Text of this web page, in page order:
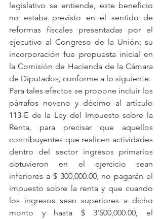
legislativo se entiende, este beneficio
no estaba previsto en el sentido de
reformas fiscales presentadas por el
ejecutivo al Congreso de la Unión; su
incorporación fue propuesta inicial en
la Comisión de Hacienda de la Cámara
de Diputados, conforme a lo siguiente:
Para tales efectos se propone incluir los
párrafos noveno y décimo al artículo
113-E de la Ley del Impuesto sobre la
Renta, para precisar que aquellos
contribuyentes que realicen actividades
dentro del sector ingresos primarios
obtuvieron en el ejercicio sean
inferiores a $ 300,000.00, no pagarán el
impuesto sobre la renta y que cuando
los ingresos sean superiores a dicho
monto y hasta $ 3'500,000.00, el